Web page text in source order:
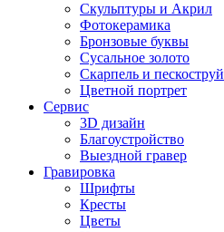
Скульптуры и Акрил
Фотокерамика
Бронзовые буквы
Сусальное золото
Скарпель и пескоструй
Цветной портрет
Сервис
3D дизайн
Благоустройство
Выездной гравер
Гравировка
Шрифты
Кресты
Цветы